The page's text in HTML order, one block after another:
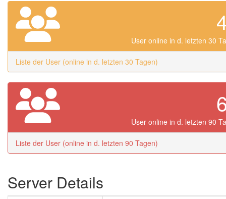
User online in d. letzten 30
Liste der User (online in d. letzten 30 Tagen)
User online in d. letzten 90
Liste der User (online in d. letzten 90 Tagen)
Server Details